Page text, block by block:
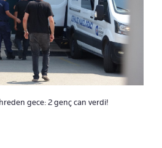
gece: 2 genç can verdi!